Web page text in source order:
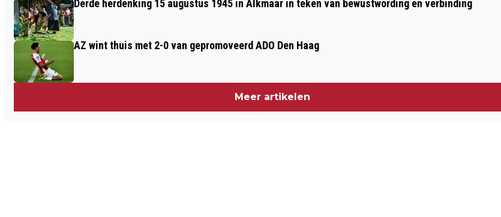
Derde herdenking 15 augustus 1945 in Alkmaar in teken van bewustwording en verbinding
AZ wint thuis met 2-0 van gepromoveerd ADO Den Haag
Meer artikelen